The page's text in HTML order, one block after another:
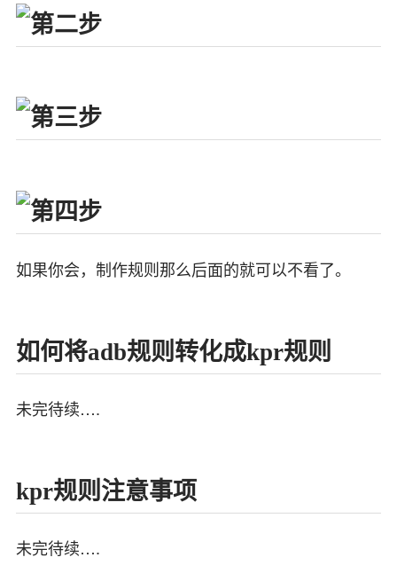
如果你会，制作规则那么后面的就可以不看了。
如何将adb规则转化成kpr规则
未完待续….
kpr规则注意事项
未完待续….